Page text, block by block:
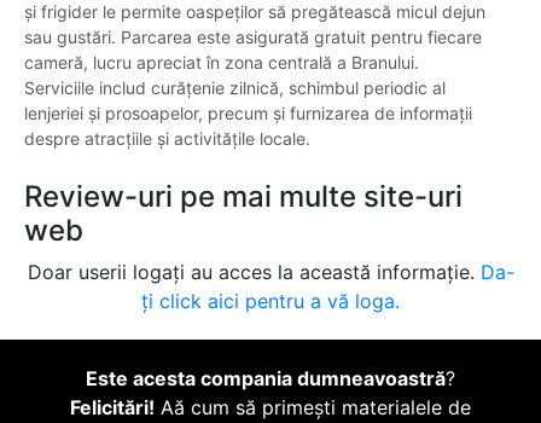
și frigider le permite oaspeților să pregătească micul dejun
sau gustări. Parcarea este asigurată gratuit pentru fiecare
cameră, lucru apreciat în zona centrală a Branului.
Serviciile includ curățenie zilnică, schimbul periodic al
lenjeriei și prosoapelor, precum și furnizarea de informații
despre atracțiile și activitățile locale.
Review-uri pe mai multe site-uri
web
Doar userii logați au acces la această informație. Da-
ți click aici pentru a vă loga.
Este acesta compania dumneavoastră?
Felicitări! Aă cum să primești materialele de